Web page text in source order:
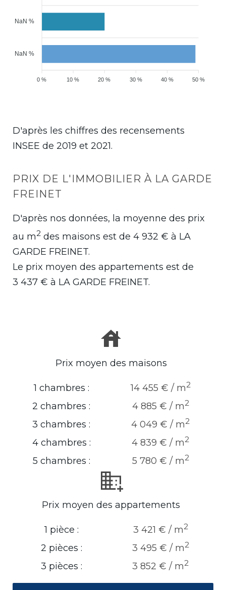
NaN %
NaN %
50 %
40 %
30 %
20 %
10 %
0 %
D'après les chiffres des recensements
INSEE de 2019 et 2021.
PRIX DE L'IMMOBILIER À LA GARDE
FREINET
D'après nos données, la moyenne des prix
au m2 des maisons est de 4 932 € à LA
GARDE FREINET.
Le prix moyen des appartements est de
3 437 € à LA GARDE FREINET.
Prix moyen des maisons
1 chambres : 14 455 € / m2
2 chambres : 4 885 € / m2
3 chambres : 4 049 € / m2
4 chambres : 4 839 € / m2
5 chambres : 5 780 € / m2
Prix moyen des appartements
1 pièce : 3 421 € / m2
2 pièces : 3 495 € / m2
3 pièces : 3 852 € / m2